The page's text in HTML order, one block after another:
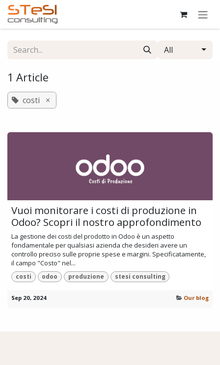
Skip to Content
All
1 Article
costi ×
Vuoi monitorare i costi di produzione in
Odoo? Scopri il nostro approfondimento
La gestione dei costi del prodotto in Odoo è un aspetto
fondamentale per qualsiasi azienda che desideri avere un
controllo preciso sulle proprie spese e margini. Specificatamente,
il campo "Costo" nel...
costi odoo produzione stesi consulting
Sep 20, 2024 Our blog